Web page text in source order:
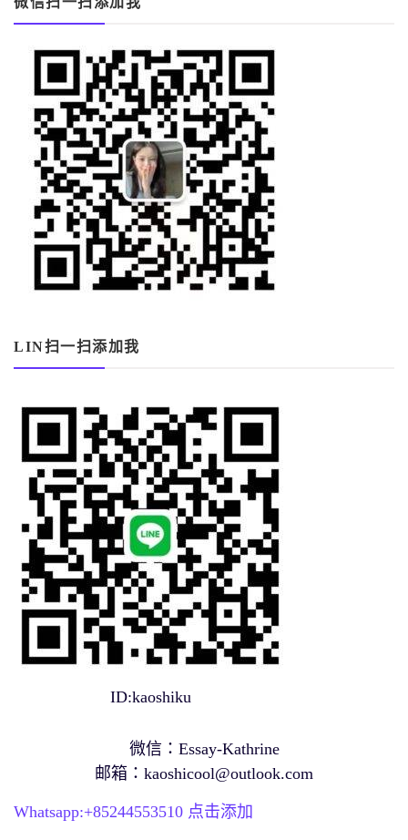
LIN扫一扫添加我
ID:kaoshiku
微信：Essay-Kathrine
邮箱： kaoshicool@outlook.com
Whatsapp:+85244553510 点击添加